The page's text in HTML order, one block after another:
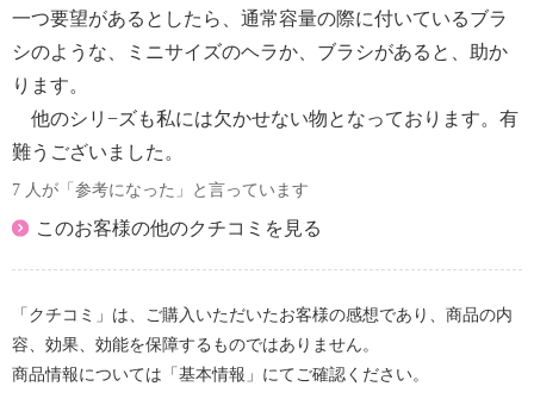
【使用期限の記載】
・なし
【原産国（地）】
・日本製
※パッケージ表示は「口唇・部分美容クリーム」
一つ要望があるとしたら、通常容量の際に付いているブラ
シのような、ミニサイズのヘラか、ブラシがあると、助か
ります。
他のシリ−ズも私には欠かせない物となっております。有
難うございました。
7 人が「参考になった」と言っています
このお客様の他のクチコミを見る
「クチコミ」は、ご購入いただいたお客様の感想であり、商品の内
容、効果、効能を保障するものではありません。
商品情報については「基本情報」にてご確認ください。